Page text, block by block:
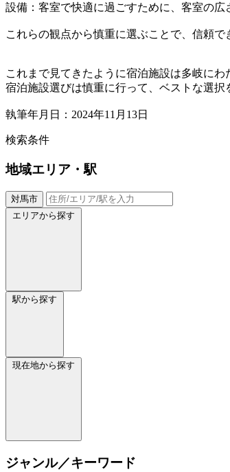
設備：客室で快適に過ごすために、客室の
これらの観点から慎重に選ぶことで、信頼で
これまで見てきたように宿泊施設は多岐に
宿泊施設選びは慎重に行って、ベストな選択
執筆年月日：2024年11月13日
検索条件
地域エリア・駅
対馬市
エリアから探す
駅から探す
現在地から探す
ジャンル／キーワード